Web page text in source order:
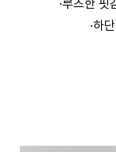
·루즈한 핏
·하